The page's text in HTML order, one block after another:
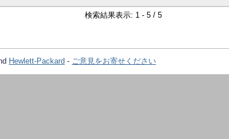
検索結果表示: 1 - 5 / 5
Hewlett-Packard - ご意見をお寄せください